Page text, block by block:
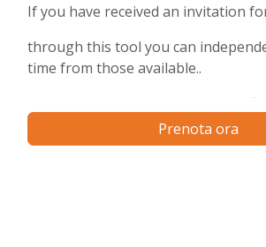
If you have received an invitation
through this tool you can
time from those available..
You will immediately receive a
email and for remote interviews,
the appointment, a link to the
Prenota ora